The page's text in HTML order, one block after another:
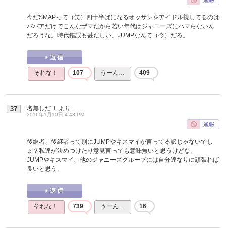
今だSMAPって（笑）四十半ばになるオッサンをアイドル視してるのは
ババアだけでこんなザマだから若い年代はジャニーズにハマらないん
だろうな。時代錯誤も甚だしい、JUMPなんて（今）だろ。
それな！ 107 うーん… 409
37 名無しだＪ より
2016年1月10日 4:48 PM
後継者、後継者って別にJUMPやキスマイが言ってる訳じゃないでし
ょ？私達が決めつけたり意見言っても意味無いと思うけどな。
JUMPやキスマイ、他のジャニーズグループには自分達なりに頑張れば
良いと思う。
それな！ 739 うーん… 16